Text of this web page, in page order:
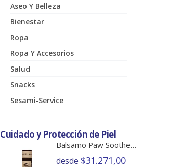
Aseo Y Belleza
Bienestar
Ropa
Ropa Y Accesorios
Salud
Snacks
Sesami-Service
Cuidado y Protección de Piel
Balsamo Paw Soother Barra
desde $31.271,00